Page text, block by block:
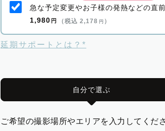
急な予定変更やお子様の発熱などの直
1,980 円 （税込 2,178 円 ）
延期サポートとは？*
自分で選ぶ
ご希望の撮影場所やエリアを入力してくだ